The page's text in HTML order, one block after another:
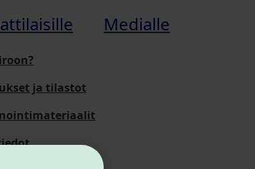
ja tilastot
Medialle